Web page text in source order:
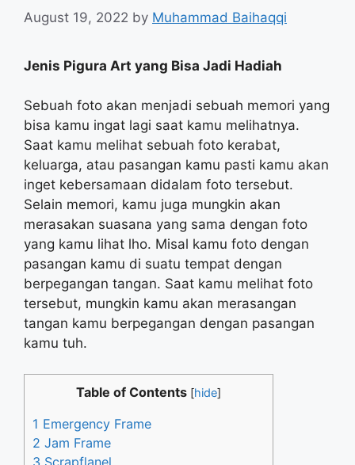
August 19, 2022 by Muhammad Baihaqqi
Jenis Pigura Art yang Bisa Jadi Hadiah
Sebuah foto akan menjadi sebuah memori yang
bisa kamu ingat lagi saat kamu melihatnya.
Saat kamu melihat sebuah foto kerabat,
keluarga, atau pasangan kamu pasti kamu akan
inget kebersamaan didalam foto tersebut.
Selain memori, kamu juga mungkin akan
merasakan suasana yang sama dengan foto
yang kamu lihat lho. Misal kamu foto dengan
pasangan kamu di suatu tempat dengan
berpegangan tangan. Saat kamu melihat foto
tersebut, mungkin kamu akan merasangan
tangan kamu berpegangan dengan pasangan
kamu tuh.
Table of Contents [hide]
1 Emergency Frame
2 Jam Frame
3 Scrapflanel